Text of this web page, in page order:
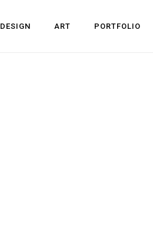
DESIGN ART PORTFOLIO